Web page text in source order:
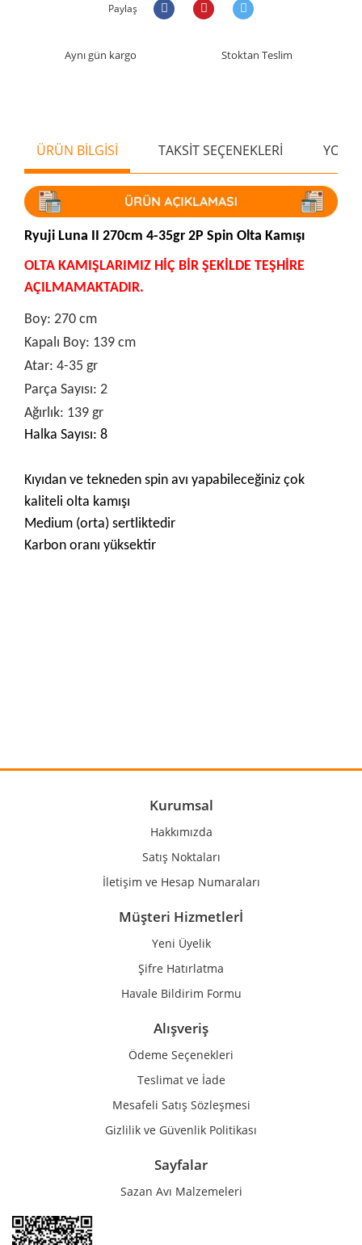
Paylaş
Aynı gün kargo Stoktan Teslim
ÜRÜN BİLGİSİ TAKSİT SEÇENEKLERİ
Ryuji Luna II 270cm 4-35gr 2P Spin Olta Kamışı
OLTA KAMIŞLARIMIZ HİÇ BİR ŞEKİLDE TEŞHİRE
AÇILMAMAKTADIR.
Boy: 270 cm
Kapalı Boy: 139 cm
Atar: 4-35 gr
Parça Sayısı: 2
Ağırlık: 139 gr
Halka Sayısı: 8
Kıyıdan ve tekneden spin avı yapabileceğiniz çok
kaliteli olta kamışı
Medium (orta) sertliktedir
Karbon oranı yüksektir
Ürün açıklamasında eksik bilgiler bulunuyor.
Ürün bilgilerinde hatalar bulunuyor.
Gönder
Kurumsal
Hakkımızda
Satış Noktaları
İletişim ve Hesap Numaraları
Müşteri Hizmetlerİ
Yeni Üyelik
Şifre Hatırlatma
Havale Bildirim Formu
Alışveriş
Ödeme Seçenekleri
Teslimat ve İade
Mesafeli Satış Sözleşmesi
Gizlilik ve Güvenlik Politikası
Sayfalar
Sazan Avı Malzemeleri